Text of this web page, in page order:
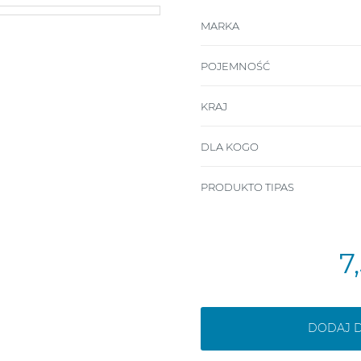
MARKA
POJEMNOŚĆ
KRAJ
DLA KOGO
PRODUKTO TIPAS
DODAJ